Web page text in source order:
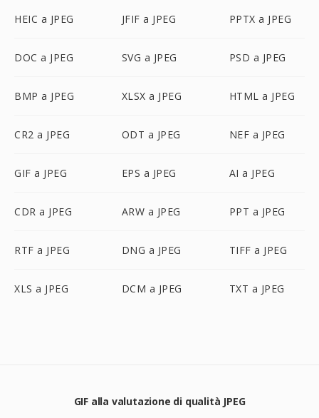
HEIC a JPEG JFIF a JPEG PPTX a JPEG
DOC a JPEG SVG a JPEG PSD a JPEG
BMP a JPEG XLSX a JPEG HTML a JPEG
CR2 a JPEG ODT a JPEG NEF a JPEG
GIF a JPEG EPS a JPEG AI a JPEG
CDR a JPEG ARW a JPEG PPT a JPEG
RTF a JPEG DNG a JPEG TIFF a JPEG
XLS a JPEG DCM a JPEG TXT a JPEG
GIF alla valutazione di qualità JPEG